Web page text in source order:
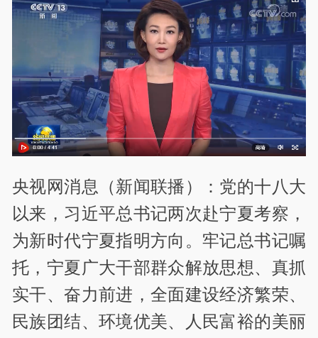
央视网消息（新闻联播）：党的十八大
以来，习近平总书记两次赴宁夏考察，
为新时代宁夏指明方向。牢记总书记嘱
托，宁夏广大干部群众解放思想、真抓
实干、奋力前进，全面建设经济繁荣、
民族团结、环境优美、人民富裕的美丽